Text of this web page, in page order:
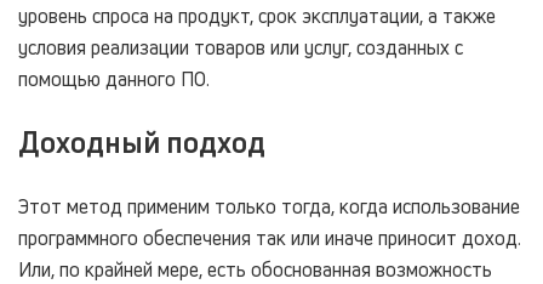
уровень спроса на продукт, срок эксплуатации, а также
условия реализации товаров или услуг, созданных с
помощью данного ПО.
Доходный подход
Этот метод применим только тогда, когда использование
программного обеспечения так или иначе приносит доход.
Или, по крайней мере, есть обоснованная возможность